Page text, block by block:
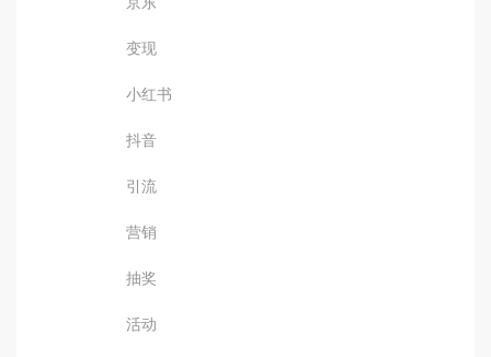
变现
小红书
抖音
引流
营销
抽奖
活动